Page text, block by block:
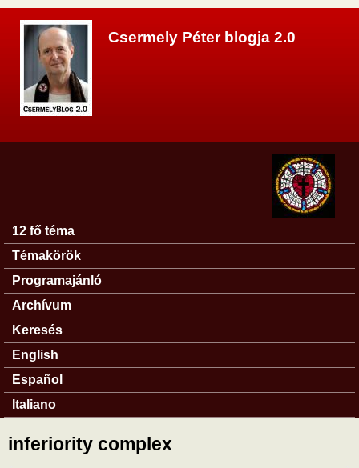
Csermely Péter blogja 2.0
Főmenü
12 fő téma
Témakörök
Programajánló
Archívum
Keresés
English
Español
Italiano
inferiority complex